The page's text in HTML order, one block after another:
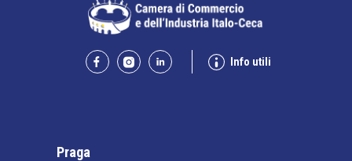
Info utili
Praga